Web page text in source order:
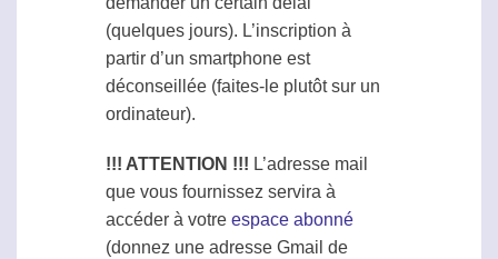
(quelques jours). L’inscription à
partir d’un smartphone est
déconseillée (faites-le plutôt sur un
ordinateur).
!!! ATTENTION !!! L’adresse mail
que vous fournissez servira à
accéder à votre espace abonné
(donnez une adresse Gmail de